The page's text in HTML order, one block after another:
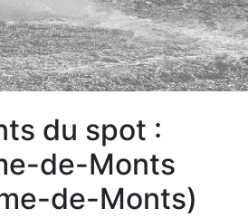
du spot :
de-Monts
de-Monts)